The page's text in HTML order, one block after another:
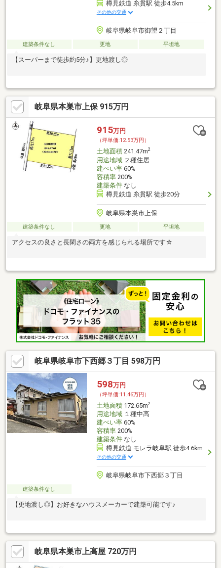
樽見鉄道 糸貫駅 徒歩4.5km
その他の交通
岐阜県岐阜市御望２丁目
建築条件なし 更地 平坦地
【スーパーまで徒歩約5分♪】更地渡し◎
岐阜県本巣市上保 915万円
915万円
（坪単価:12.53万円）
土地面積241.47m2
用途地域２種住居
建ぺい率60%
容積率200%
建築条件なし
樽見鉄道 糸貫駅 徒歩20分
岐阜県本巣市上保
建築条件なし 更地 平坦地
アクセスの良さと長閑さの両方を感じられる場所です☆
岐阜県岐阜市下西郷３丁目 598万円
598万円
（坪単価:11.46万円）
土地面積172.65m2
用途地域１種中高
建ぺい率60%
容積率200%
建築条件なし
樽見鉄道 モレラ岐阜駅 徒歩4.6km
その他の交通
岐阜県岐阜市下西郷３丁目
建築条件なし
【更地渡し◎】お好きなハウスメーカーで建築可能です♪
岐阜県本巣市上高屋 720万円